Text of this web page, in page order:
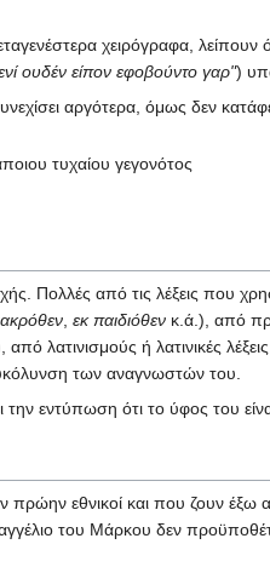
χειρόγραφα,
ουδέν είπον εφοβούντο γαρ")
αργότερα, όμως δεν
τυχαίου γεγονότος
Πολλές από τις λέξεις που
εκ παιδιόθεν κ.ά.), από
από λατινισμούς ή λατινικές
των αναγνωστών του.
εντύπωση ότι το ύφος του
εθνικοί και που ζουν έξω
του Μάρκου δεν